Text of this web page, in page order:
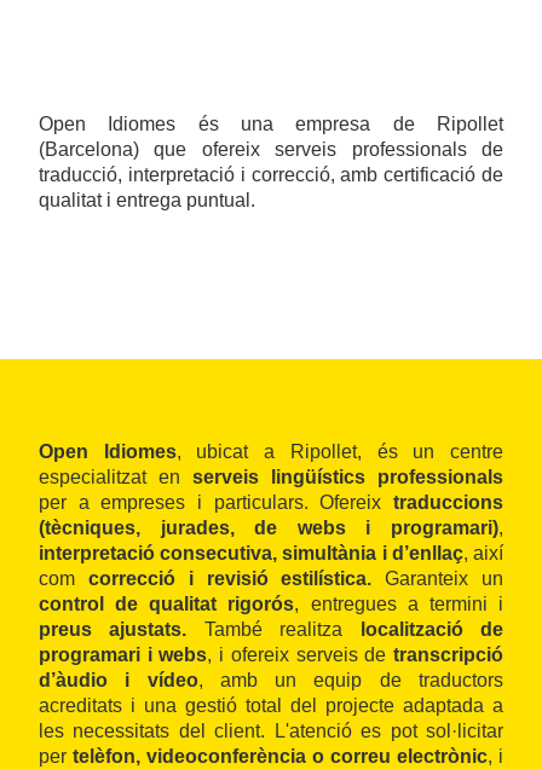
Open Idiomes és una empresa de Ripollet
(Barcelona) que ofereix serveis professionals de
traducció, interpretació i correcció, amb certificació de
qualitat i entrega puntual.
Open Idiomes, ubicat a Ripollet, és un centre
especialitzat en serveis lingüístics professionals
per a empreses i particulars. Ofereix traduccions
(tècniques, jurades, de webs i programari),
interpretació consecutiva, simultània i d’enllaç, així
com correcció i revisió estilística.Garanteix
un
control de qualitat rigorós, entregues a termini i
preus ajustats. També realitza
localització de
programari i webs, i ofereix serveis detranscripció
d’àudio i vídeo, amb un equip de traductors
acreditats i una gestió total del projecte adaptada a
les necessitats del client. L'atenció es pot sol·licitar
per telèfon, videoconferència o correu electrònic, i